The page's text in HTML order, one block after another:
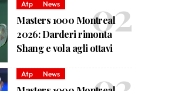
Atp News
Masters 1000 Montreal
2026: Darderi rimonta
Shang e vola agli ottavi
Atp News